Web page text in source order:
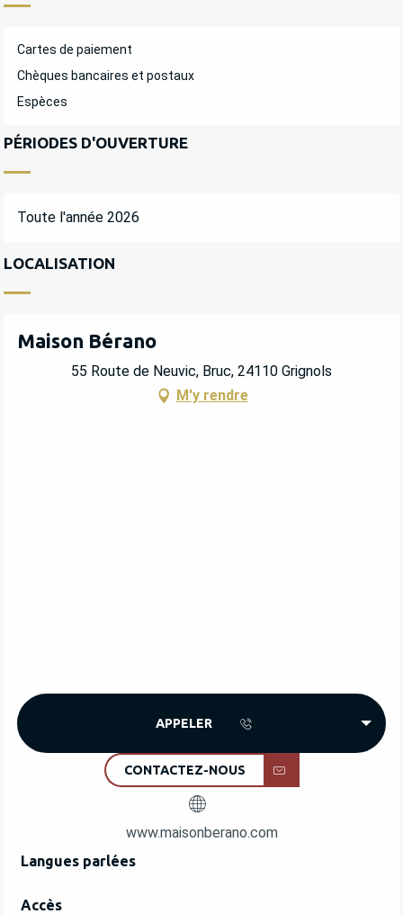
Cartes de paiement
Chèques bancaires et postaux
Espèces
PÉRIODES D'OUVERTURE
Toute l'année 2026
LOCALISATION
Maison Bérano
55 Route de Neuvic, Bruc, 24110 Grignols
M'y rendre
APPELER
CONTACTEZ-NOUS
www.maisonberano.com
Langues parlées
Langues parlées
Accès
Accès